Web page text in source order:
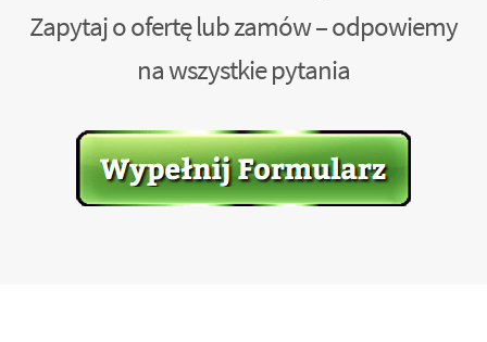
Zapytaj o ofertę lub zamów – odpowiemy
na wszystkie pytania